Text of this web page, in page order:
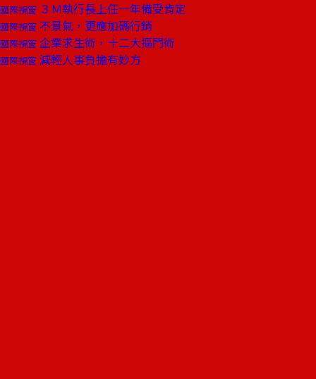
國際視窗 ３Ｍ執行長上任一年備受肯定
國際視窗 不景氣，更應加碼行銷
國際視窗 企業求生術，十二大摳門術
國際視窗 減輕人事負擔有妙方